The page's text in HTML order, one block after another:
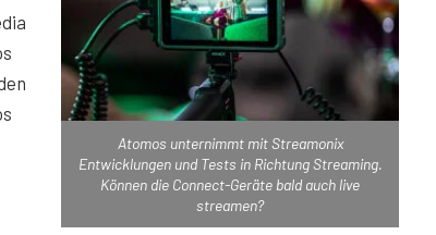
Atomos unternimmt mit Streamonix
Entwicklungen und Tests in Richtung Streaming.
Können die Connect-Geräte bald auch live
streamen?